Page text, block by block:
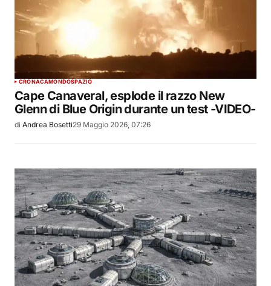
CRONACAMONDOSPAZIO
Cape Canaveral, esplode il razzo New
Glenn di Blue Origin durante un test -VIDEO-
di Andrea Bosetti29 Maggio 2026, 07:26